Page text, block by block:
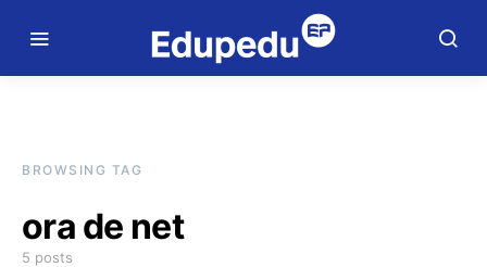
BROWSING TAG
ora de net
5 posts